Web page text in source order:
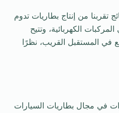
تقربنا من إنتاج بطاريات تدوم
الكهربائية، وتتيح
في المستقبل القريب، نظرًا
في مجال بطاريات السيارات